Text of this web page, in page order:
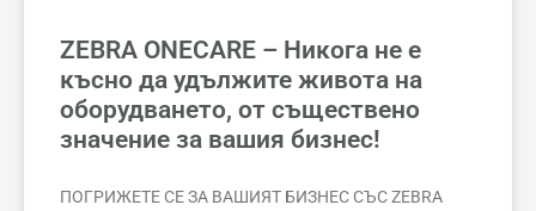
ZEBRA ONECARE – Никога не е
късно да удължите живота на
оборудването, от съществено
значение за вашия бизнес!
ПОГРИЖЕТЕ СЕ ЗА ВАШИЯТ БИЗНЕС СЪС ZEBRA